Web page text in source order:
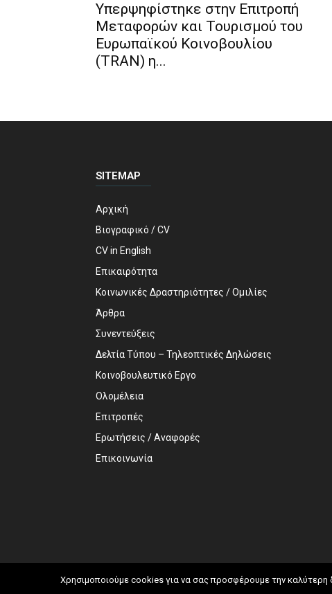
Υπερψηφίστηκε στην Επιτροπή
Μεταφορών και Τουρισμού του
Ευρωπαϊκού Κοινοβουλίου
(TRAN) η...
SITEMAP
Αρχική
Βιογραφικό / CV
CV in English
Επικαιρότητα
Κοινωνικές Δραστηριότητες / Ομιλίες
Άρθρα
Συνεντεύξεις
Δελτία Τύπου – Τηλεοπτικές Δηλώσεις
Κοινοβουλευτικό Εργο
Ολομέλεια
Επιτροπές
Ερωτήσεις / Αναφορές
Επικοινωνία
Χρησιμοποιούμε cookies για να σας προσφέρουμε την καλύτερη